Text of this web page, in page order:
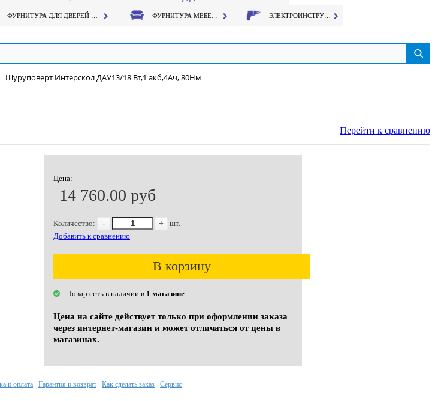
Шуруповерт Интерскол ДАУ13/18 Вт,1 акб,4Ач, 80Нм
Перейти к сравнению
Цена:
14 760.00 руб
Количество: - +
шт.
Добавить к сравнению
В корзину
Товар есть в наличии в 1 магазине
Цена на сайте действует только при оформлении заказа
через интернет-магазин и может отличаться от цены в
магазинах.
и оплата Гарантия и возврат Как сделать заказ Сервис